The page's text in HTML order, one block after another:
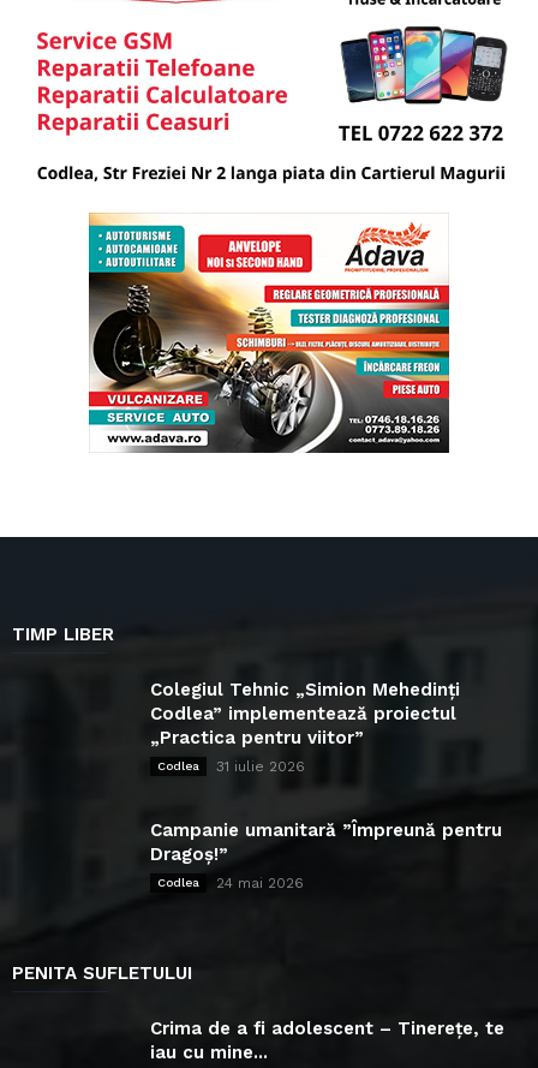
TIMP LIBER
Colegiul Tehnic „Simion Mehedinți
Codlea” implementează proiectul
„Practica pentru viitor”
Codlea 31 iulie 2026
Campanie umanitară ”Împreună pentru
Dragoș!”
Codlea 24 mai 2026
PENITA SUFLETULUI
Crima de a fi adolescent – Tinerețe, te
iau cu mine...